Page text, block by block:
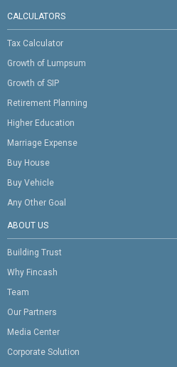
CALCULATORS
Tax Calculator
Growth of Lumpsum
Growth of SIP
Retirement Planning
Higher Education
Marriage Expense
Buy House
Buy Vehicle
Any Other Goal
ABOUT US
Building Trust
Why Fincash
Team
Our Partners
Media Center
Corporate Solution